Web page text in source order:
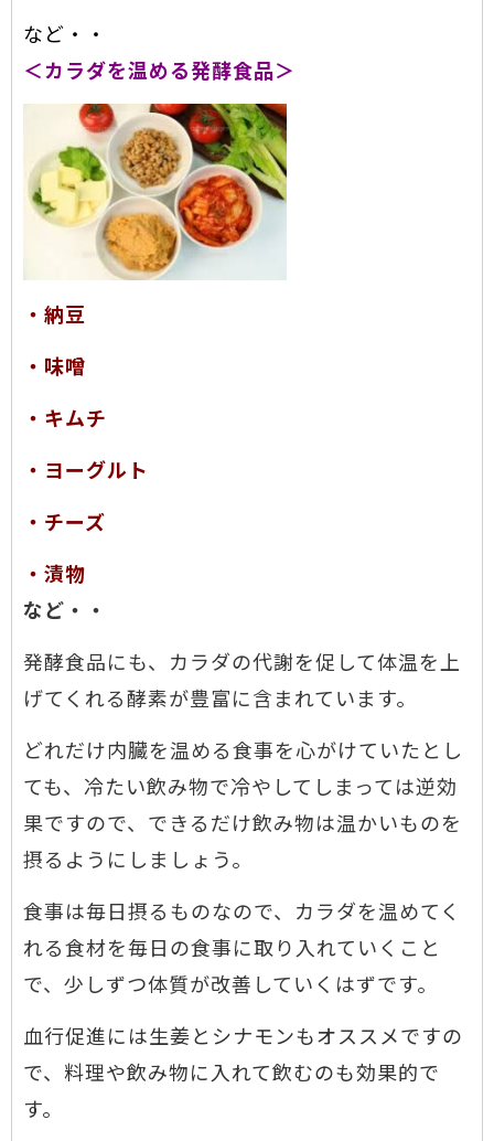
など・・
＜カラダを温める発酵食品＞
・納豆
・味噌
・キムチ
・ヨーグルト
・チーズ
・漬物
など・・
発酵食品にも、カラダの代謝を促して体温を上
げてくれる酵素が豊富に含まれています。
どれだけ内臓を温める食事を心がけていたとし
ても、冷たい飲み物で冷やしてしまっては逆効
果ですので、できるだけ飲み物は温かいものを
摂るようにしましょう。
食事は毎日摂るものなので、カラダを温めてく
れる食材を毎日の食事に取り入れていくこと
で、少しずつ体質が改善していくはずです。
血行促進には生姜とシナモンもオススメですの
で、料理や飲み物に入れて飲むのも効果的で
す。